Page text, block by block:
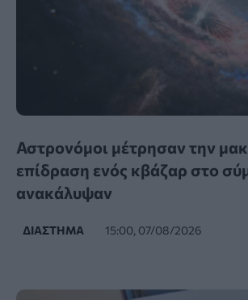
Αστρονόμοι μέτρησαν την
επίδραση ενός κβάζαρ στο
ανακάλυψαν
ΔΙΆΣΤΗΜΑ 15:00, 07/08/2026